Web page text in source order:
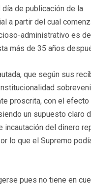
de publicación de la
a partir del cual
administrativo es
más de 35 años
que según sus
proscrita, con el
un supuesto claro
del dinero
lo que el Supremo
pues no tiene en